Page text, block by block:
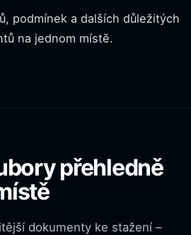
podmínek a dalších důležitých
na jednom místě.
přehledně
dokumenty ke stažení –